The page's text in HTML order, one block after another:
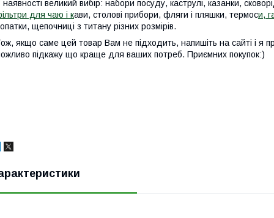
наявності великий вибір: набори посуду, каструлі, казанки,
для чаю і кави, столові прибори, фляги і пляшки, термоси,
щепочниці з титану різних розмірів.
якщо саме цей товар Вам не підходить, напишіть на сайті і я
підкажу що краще для ваших потреб. Приємних покупок:)